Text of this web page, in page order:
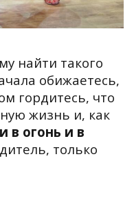
найти такого
обижаетесь,
гордитесь, что
жизнь и, как
в огонь и в
только